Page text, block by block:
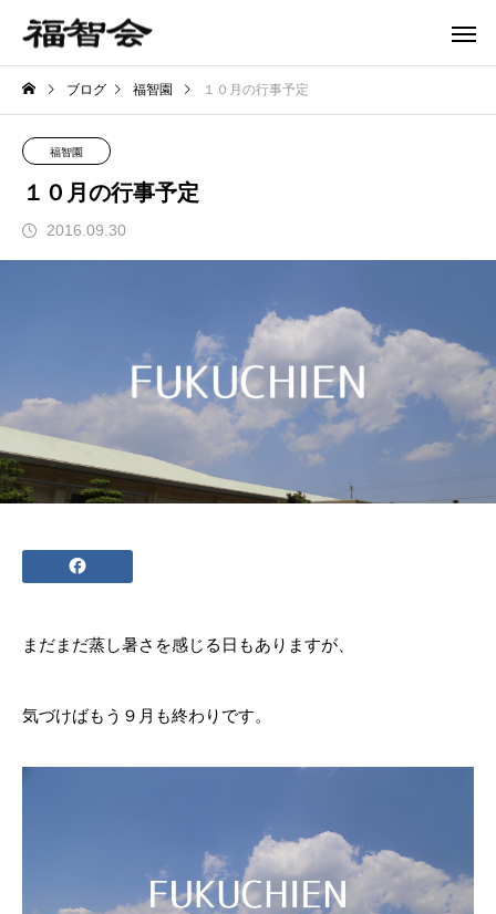
ブログ 福智園 １０月の行事予定
福智園
１０月の行事予定
2016.09.30
まだまだ蒸し暑さを感じる日もありますが、
気づけばもう９月も終わりです。